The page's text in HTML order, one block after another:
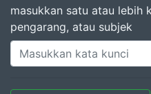
masukkan satu atau lebih
pengarang, atau subjek